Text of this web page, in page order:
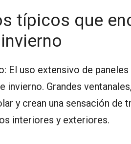
típicos que
El uso extensivo de
invierno. Grandes
y crean una sensación
interiores y exteriores.